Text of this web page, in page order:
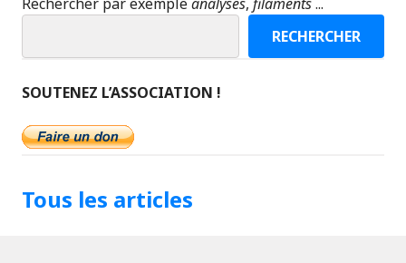
RECHERCHER
SOUTENEZ L’ASSOCIATION !
Tous les articles